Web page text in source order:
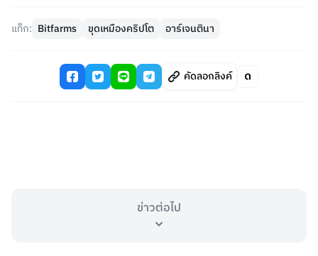
แท็ก: Bitfarms ขุดเหมืองคริปโต อาร์เจนตินา
คัดลอกลิงค์
ข่าวต่อไป